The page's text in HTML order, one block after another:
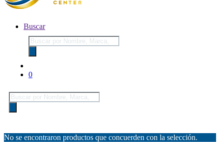
Buscar
Búsqueda
de
productos
0
Búsqueda
de
productos
No se encontraron productos que concuerden con la selección.